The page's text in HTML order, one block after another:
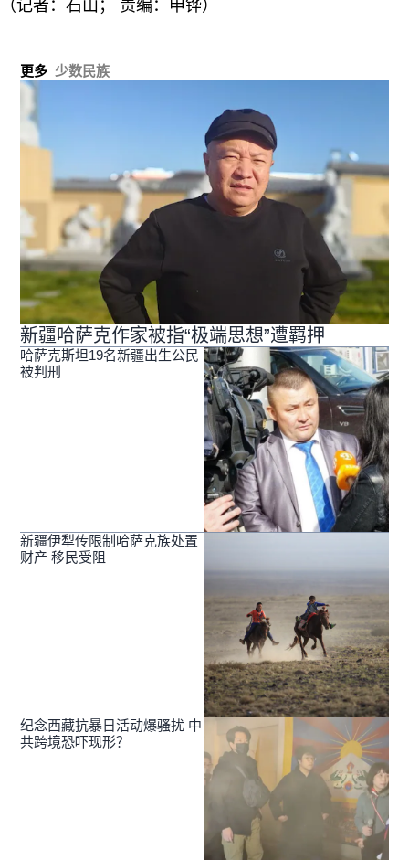
（记者：石山； 责编：申铧）
更多 少数民族
新疆哈萨克作家被指“极端思想”遭羁押
哈萨克斯坦19名新疆出生公民
被判刑
新疆伊犁传限制哈萨克族处置
财产 移民受阻
纪念西藏抗暴日活动爆骚扰 中
共跨境恐吓现形？